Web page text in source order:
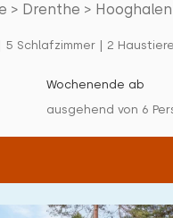
> Drenthe > Hooghalen
5 Schlafzimmer | 2 Haustiere
Wochenende ab
ausgehend von 6